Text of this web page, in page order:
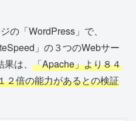
の「WordPress」で、
」の３つのWebサー
は、 「Apache」より８４
２倍の能力があるとの検証